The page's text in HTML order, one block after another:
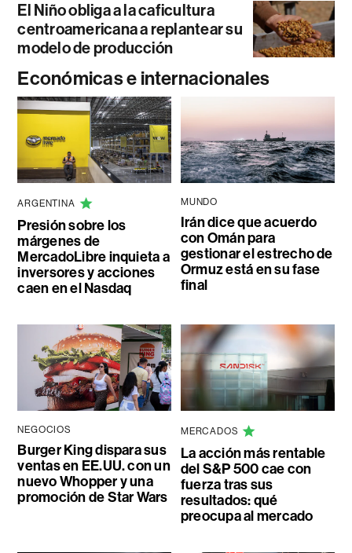
El Niño obliga a la caficultura
centroamericana a replantear su
modelo de producción
Económicas e internacionales
ARGENTINA
Presión sobre los
márgenes de
MercadoLibre inquieta a
inversores y acciones
caen en el Nasdaq
MUNDO
Irán dice que acuerdo
con Omán para
gestionar el estrecho de
Ormuz está en su fase
final
NEGOCIOS
Burger King dispara sus
ventas en EE.UU. con un
nuevo Whopper y una
promoción de Star Wars
MERCADOS
La acción más rentable
del S&P 500 cae con
fuerza tras sus
resultados: qué
preocupa al mercado